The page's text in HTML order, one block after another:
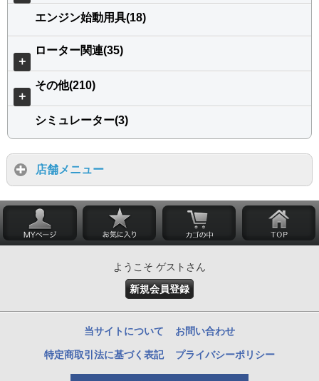
エンジン始動用具(18)
＋
ローター関連(35)
＋
その他(210)
シミュレーター(3)
店舗メニュー
ようこそ ゲストさん
新規会員登録
当サイトについて お問い合わせ
特定商取引法に基づく表記 プライバシーポリシー